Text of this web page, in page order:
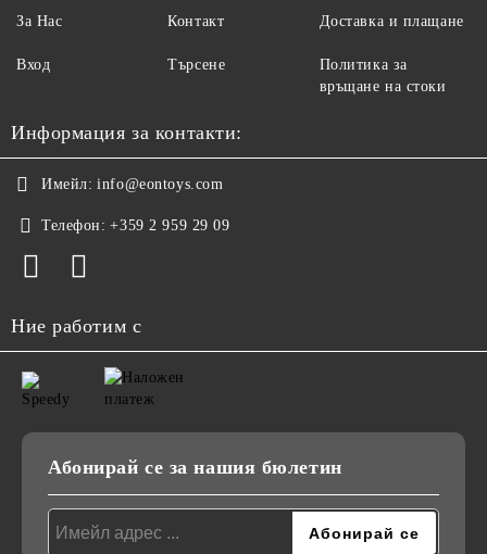
За Нас
Вход
Контакт
Търсене
Доставка и плащане
Политика за
връщане на стоки
Информация за контакти:
Имейл: info@eontoys.com
Телефон: +359 2 959 29 09
Ние работим с
Абонирай се за нашия бюлетин